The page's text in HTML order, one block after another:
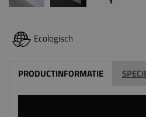
Ecologisch
PRODUCTINFORMATIE